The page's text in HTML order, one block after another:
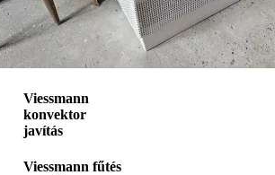
Viessmann
konvektor
javítás
Viessmann fűtés